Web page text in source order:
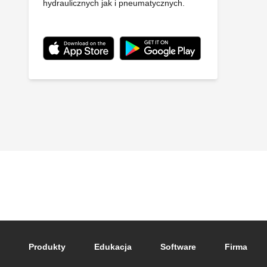
hydraulicznych jak i pneumatycznych.
Footer main navigation
Produkty Edukacja Software Firma